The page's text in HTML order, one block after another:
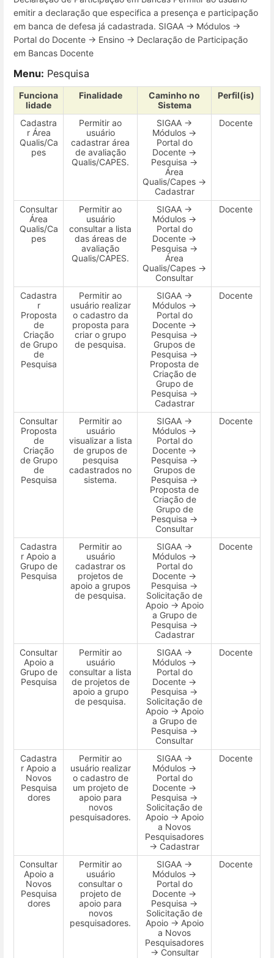
emitir a declaração que especifica a presença e participação
em banca de defesa já cadastrada. SIGAA → Módulos →
Portal do Docente → Ensino → Declaração de Participação
em Bancas Docente
Menu: Pesquisa
Funciona
lidade
Finalidade
Caminho no
Sistema
Perfil(is)
Cadastra
r Área
Qualis/Ca
pes
Permitir ao
usuário
cadastrar área
de avaliação
Qualis/CAPES.
SIGAA →
Módulos →
Portal do
Docente →
Pesquisa →
Área
Qualis/Capes →
Cadastrar
Docente
Consultar
Área
Qualis/Ca
pes
Permitir ao
usuário
consultar a lista
das áreas de
avaliação
Qualis/CAPES.
SIGAA →
Módulos →
Portal do
Docente →
Pesquisa →
Área
Qualis/Capes →
Consultar
Docente
Cadastra
r
Proposta
de
Criação
de Grupo
de
Pesquisa
Permitir ao
usuário realizar
o cadastro da
proposta para
criar o grupo
de pesquisa.
SIGAA →
Módulos →
Portal do
Docente →
Pesquisa →
Grupos de
Pesquisa →
Proposta de
Criação de
Grupo de
Pesquisa →
Cadastrar
Docente
Consultar
Proposta
de
Criação
de Grupo
de
Pesquisa
Permitir ao
usuário
visualizar a lista
de grupos de
pesquisa
cadastrados no
sistema.
SIGAA →
Módulos →
Portal do
Docente →
Pesquisa →
Grupos de
Pesquisa →
Proposta de
Criação de
Grupo de
Pesquisa →
Consultar
Docente
Cadastra
r Apoio a
Grupo de
Pesquisa
Permitir ao
usuário
cadastrar os
projetos de
apoio a grupos
de pesquisa.
SIGAA →
Módulos →
Portal do
Docente →
Pesquisa →
Solicitação de
Apoio → Apoio
a Grupo de
Pesquisa →
Cadastrar
Docente
Consultar
Apoio a
Grupo de
Pesquisa
Permitir ao
usuário
consultar a lista
de projetos de
apoio a grupo
de pesquisa.
SIGAA →
Módulos →
Portal do
Docente →
Pesquisa →
Solicitação de
Apoio → Apoio
a Grupo de
Pesquisa →
Consultar
Docente
Cadastra
r Apoio a
Novos
Pesquisa
dores
Permitir ao
usuário realizar
o cadastro de
um projeto de
apoio para
novos
pesquisadores.
SIGAA →
Módulos →
Portal do
Docente →
Pesquisa →
Solicitação de
Apoio → Apoio
a Novos
Pesquisadores
→ Cadastrar
Docente
Consultar
Apoio a
Novos
Pesquisa
dores
Permitir ao
usuário
consultar o
projeto de
apoio para
novos
pesquisadores.
SIGAA →
Módulos →
Portal do
Docente →
Pesquisa →
Solicitação de
Apoio → Apoio
a Novos
Pesquisadores
→ Consultar
Docente